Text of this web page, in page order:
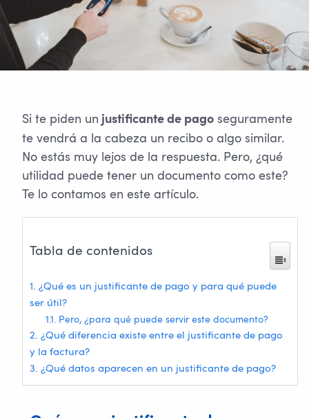
Si te piden un justificante de pago seguramente
te vendrá a la cabeza un recibo o algo similar.
No estás muy lejos de la respuesta. Pero, ¿qué
utilidad puede tener un documento como este?
Te lo contamos en este artículo.
Tabla de contenidos
¿Qué es un justificante de pago y para qué puede
ser útil?
Pero, ¿para qué puede servir este documento?
¿Qué diferencia existe entre el justificante de pago
y la factura?
¿Qué datos aparecen en un justificante de pago?